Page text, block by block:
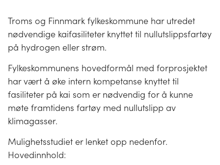
Troms og Finnmark fylkeskommune har utredet
nødvendige kaifasiliteter knyttet til nullutslippsfartøy
på hydrogen eller strøm.
Fylkeskommunens hovedformål med forprosjektet
har vært å øke intern kompetanse knyttet til
fasiliteter på kai som er nødvendig for å kunne
møte framtidens fartøy med nullutslipp av
klimagasser.
Mulighetsstudiet er lenket opp nedenfor.
Hovedinnhold: